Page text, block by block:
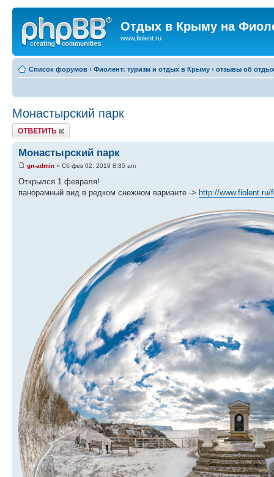
Отдых в Крыму на
www.fiolent.ru
Список форумов ‹ Фиолент: туризм и отдых в Крыму ‹ отзывы об
Монастырский парк
Ответить
Монастырский парк
gn-admin » Сб фев 02, 2019 8:35 am
Открылся 1 февраля!
панорамный вид в редком снежном варианте -> http://